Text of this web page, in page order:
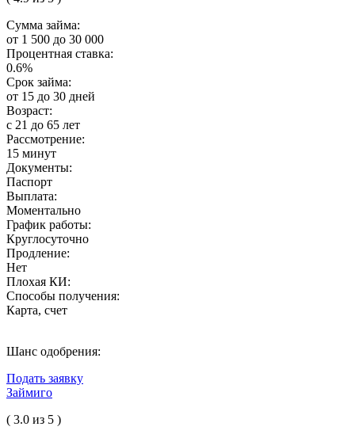
Сумма займа:
от 1 500 до 30 000
Процентная ставка:
0.6%
Срок займа:
от 15 до 30 дней
Возраст:
с 21 до 65 лет
Рассмотрение:
15 минут
Документы:
Паспорт
Выплата:
Моментально
График работы:
Круглосуточно
Продление:
Нет
Плохая КИ:
Способы получения:
Карта, счет
Шанс одобрения:
Подать заявку
Займиго
( 3.0 из 5 )